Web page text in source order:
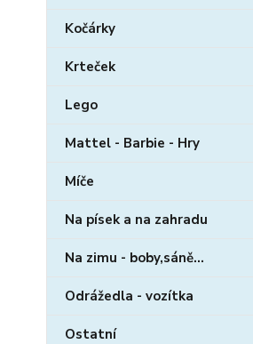
Kočárky
Krteček
Lego
Mattel - Barbie - Hry
Míče
Na písek a na zahradu
Na zimu - boby,sáně...
Odrážedla - vozítka
Ostatní